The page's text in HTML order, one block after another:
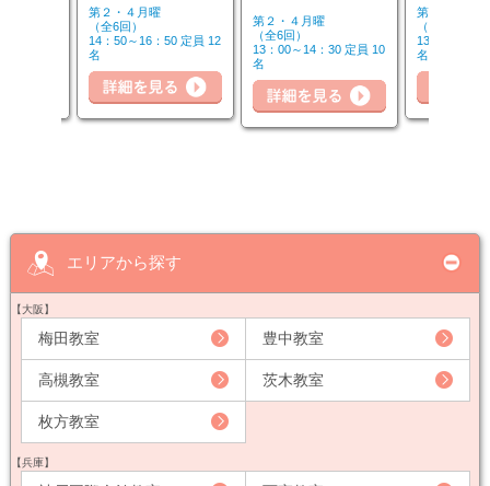
第２・４月曜
（全6回）
14：50～16：50 定員 12
名
第２・４月曜
（全6回）
13：00～14：30 定員 10
名
第２水曜
（全3回）
13：00～14
名
詳細を見る
エリアから探す
【大阪】
梅田教室 豊中教室
高槻教室 茨木教室
枚方教室
【兵庫】